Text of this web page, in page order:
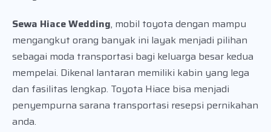
Sewa Hiace Wedding, mobil toyota dengan mampu
mengangkut orang banyak ini layak menjadi pilihan
sebagai moda transportasi bagi keluarga besar kedua
mempelai. Dikenal lantaran memiliki kabin yang lega
dan fasilitas lengkap. Toyota Hiace bisa menjadi
penyempurna sarana transportasi resepsi pernikahan
anda.